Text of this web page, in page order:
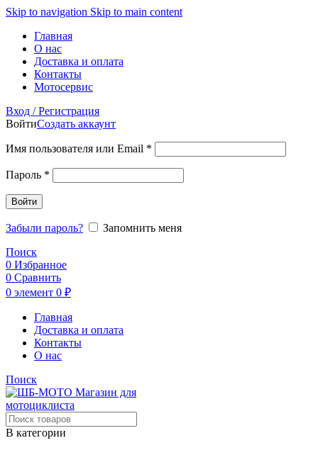
Skip to navigation Skip to main content
Главная
О нас
Доставка и оплата
Контакты
Мотосервис
Вход / Регистрация
ВойтиСоздать аккаунт
Имя пользователя или Email *
Пароль *
Войти
Забыли пароль?
Запомнить меня
Поиск
0 Избранное
0 Сравнить
0 элемент 0 ₽
Главная
Доставка и оплата
Контакты
О нас
Поиск
В категории